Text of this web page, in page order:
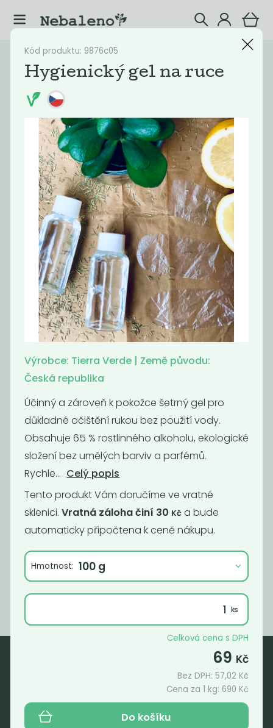
Katalog Kosmetika
Filtrovat produkty
Doporučené Nejlevnější Nejdražší
Tekutý šampón
Tierra Verde...
299Kč/ Kg
Momentálně
nedostupné
Tekutý šampón
Tierra Verde...
299Kč/ Kg
Tekuté mýdlo
199Kč/ Kg
Hygienický gel
Nebaleno s.r.o.
Bezobalové vegan potraviny
Kód produktu: 9876c05
Hygienický gel na ruce
Výrobce: Tierra Verde | Země původu:
Česká republika
Účinný a zároveň k pokožce šetrný gel pro
důkladné očištění rukou bez použití vody.
Obsahuje 65 % rostlinného alkoholu, ekologické
složení bez umělých barviv a parfémů.
Rychle... Celý popis
Tento produkt Vám doručíme ve vratné
sklenici. Vratná záloha činí 30 Kč a bude
automaticky připočtena k ceně nákupu.
Hmotnost:
Celková cena s DPH
69 Kč
Bez DPH: 57,02 Kč
Cena za 1 kg: 690 Kč
Do košíku